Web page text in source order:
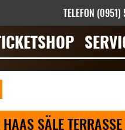
TELEFON
Mieten
SÄLE TERRASSE